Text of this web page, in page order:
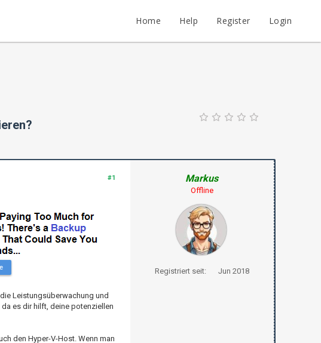
Home Help Register Login
#1
Leistungsüberwachung und
es dir hilft, deine potenziellen
den Hyper-V-Host. Wenn man
Markus
Offline
Registriert seit: Jun 2018